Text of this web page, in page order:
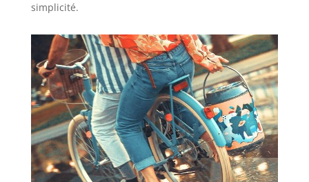
simplicité.